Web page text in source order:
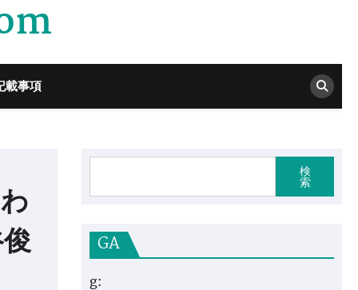
載事項
検
索
GA
g: